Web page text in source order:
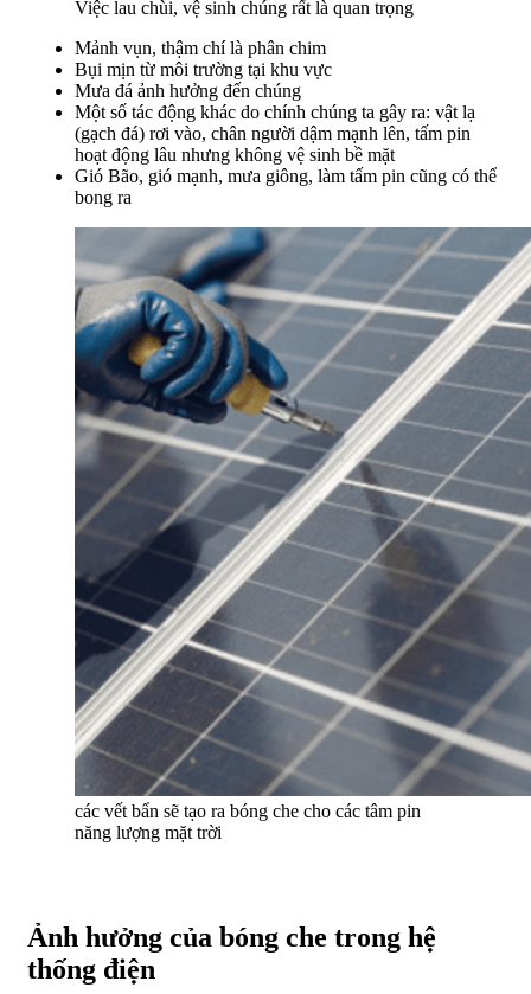
Việc lau chùi, vệ sinh chúng rất là quan trọng
Mảnh vụn, thậm chí là phân chim
Bụi mịn từ môi trường tại khu vực
Mưa đá ảnh hưởng đến chúng
Một số tác động khác do chính chúng ta gây ra: vật lạ
(gạch đá) rơi vào, chân người dậm mạnh lên, tấm pin
hoạt động lâu nhưng không vệ sinh bề mặt
Gió Bão, gió mạnh, mưa giông, làm tấm pin cũng có thể
bong ra
các vết bẩn sẽ tạo ra bóng che cho các tâm pin
năng lượng mặt trời
Ảnh hưởng của bóng che trong hệ
thống điện